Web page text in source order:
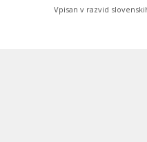
Vpisan v razvid